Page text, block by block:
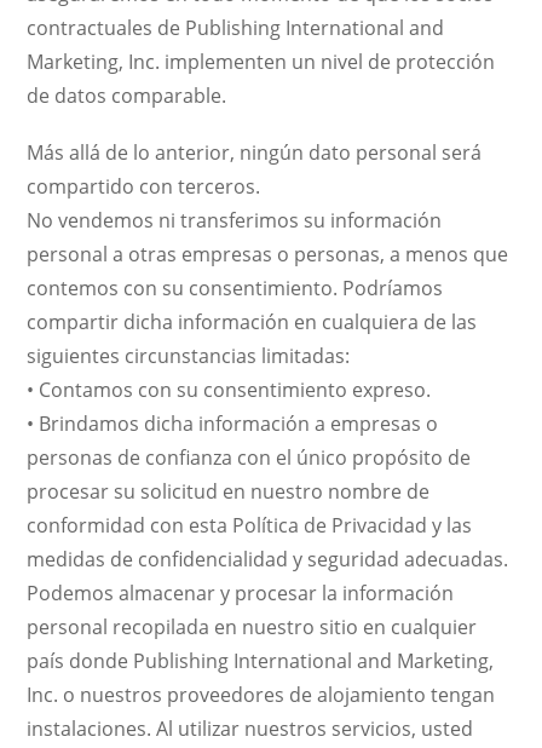
contractuales de Publishing International and
Marketing, Inc. implementen un nivel de protección
de datos comparable.
Más allá de lo anterior, ningún dato personal será
compartido con terceros.
No vendemos ni transferimos su información
personal a otras empresas o personas, a menos que
contemos con su consentimiento. Podríamos
compartir dicha información en cualquiera de las
siguientes circunstancias limitadas:
• Contamos con su consentimiento expreso.
• Brindamos dicha información a empresas o
personas de confianza con el único propósito de
procesar su solicitud en nuestro nombre de
conformidad con esta Política de Privacidad y las
medidas de confidencialidad y seguridad adecuadas.
Podemos almacenar y procesar la información
personal recopilada en nuestro sitio en cualquier
país donde Publishing International and Marketing,
Inc. o nuestros proveedores de alojamiento tengan
instalaciones. Al utilizar nuestros servicios, usted